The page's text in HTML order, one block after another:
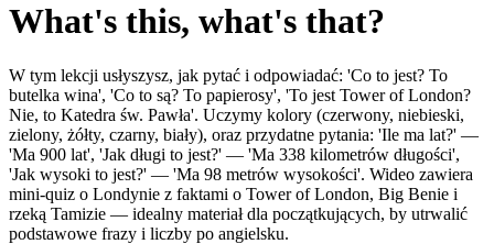
What's this, what's that?
W tym lekcji usłyszysz, jak pytać i odpowiadać: 'Co to jest? To
butelka wina', 'Co to są? To papierosy', 'To jest Tower of London?
Nie, to Katedra św. Pawła'. Uczymy kolory (czerwony, niebieski,
zielony, żółty, czarny, biały), oraz przydatne pytania: 'Ile ma lat?' —
'Ma 900 lat', 'Jak długi to jest?' — 'Ma 338 kilometrów długości',
'Jak wysoki to jest?' — 'Ma 98 metrów wysokości'. Wideo zawiera
mini-quiz o Londynie z faktami o Tower of London, Big Benie i
rzeką Tamizie — idealny materiał dla początkujących, by utrwalić
podstawowe frazy i liczby po angielsku.